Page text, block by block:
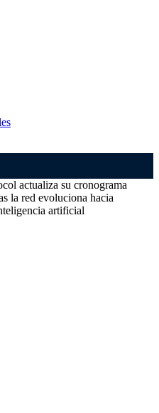
actualiza su cronograma
la red evoluciona hacia
artificial